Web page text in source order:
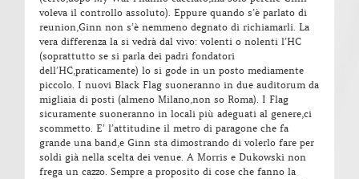
voleva il controllo assoluto). Eppure quando s’è parlato di
reunion,Ginn non s’è nemmeno degnato di richiamarli. La
vera differenza la si vedrà dal vivo: volenti o nolenti l’HC
(soprattutto se si parla dei padri fondatori
dell’HC,praticamente) lo si gode in un posto mediamente
piccolo. I nuovi Black Flag suoneranno in due auditorum da
migliaia di posti (almeno Milano,non so Roma). I Flag
sicuramente suoneranno in locali più adeguati al genere,ci
scommetto. E’ l’attitudine il metro di paragone che fa
grande una band,e Ginn sta dimostrando di volerlo fare per
soldi già nella scelta dei venue. A Morris e Dukowski non
frega un cazzo. Sempre a proposito di cose che fanno la